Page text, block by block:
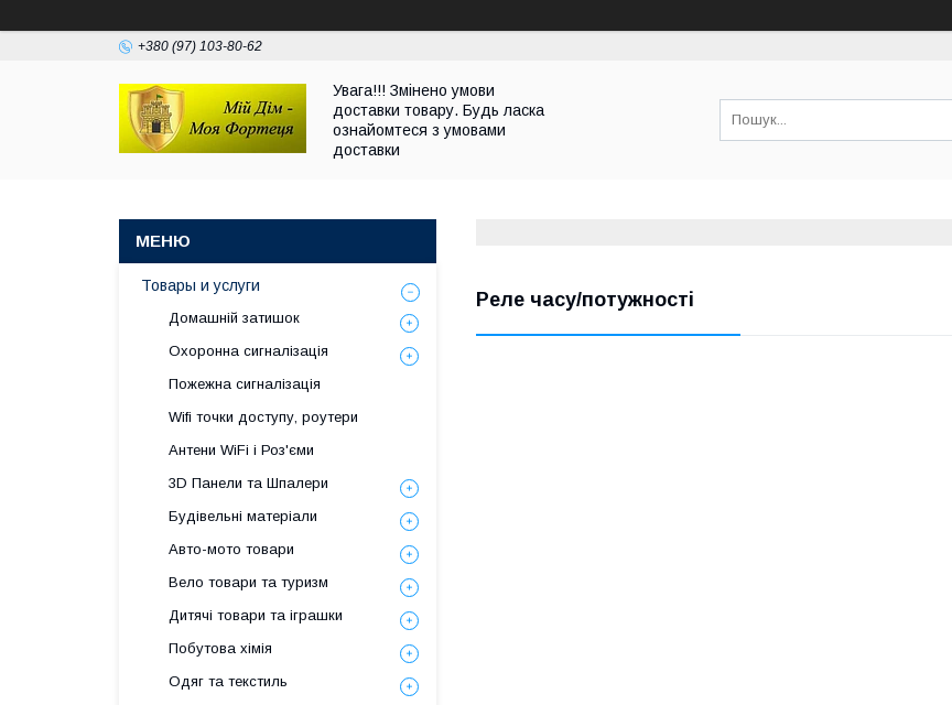
+380 (97) 103-80-62
Увага!!! Змінено умови
доставки товару. Будь ласка
ознайомтеся з умовами
доставки
Реле часу/потужності
Товары и услуги
Домашній затишок
Охоронна сигналізація
Пожежна сигналізація
Wifi точки доступу, роутери
Антени WiFi і Роз'єми
3D Панели та Шпалери
Будівельні матеріали
Авто-мото товари
Вело товари та туризм
Дитячі товари та іграшки
Побутова хімія
Одяг та текстиль